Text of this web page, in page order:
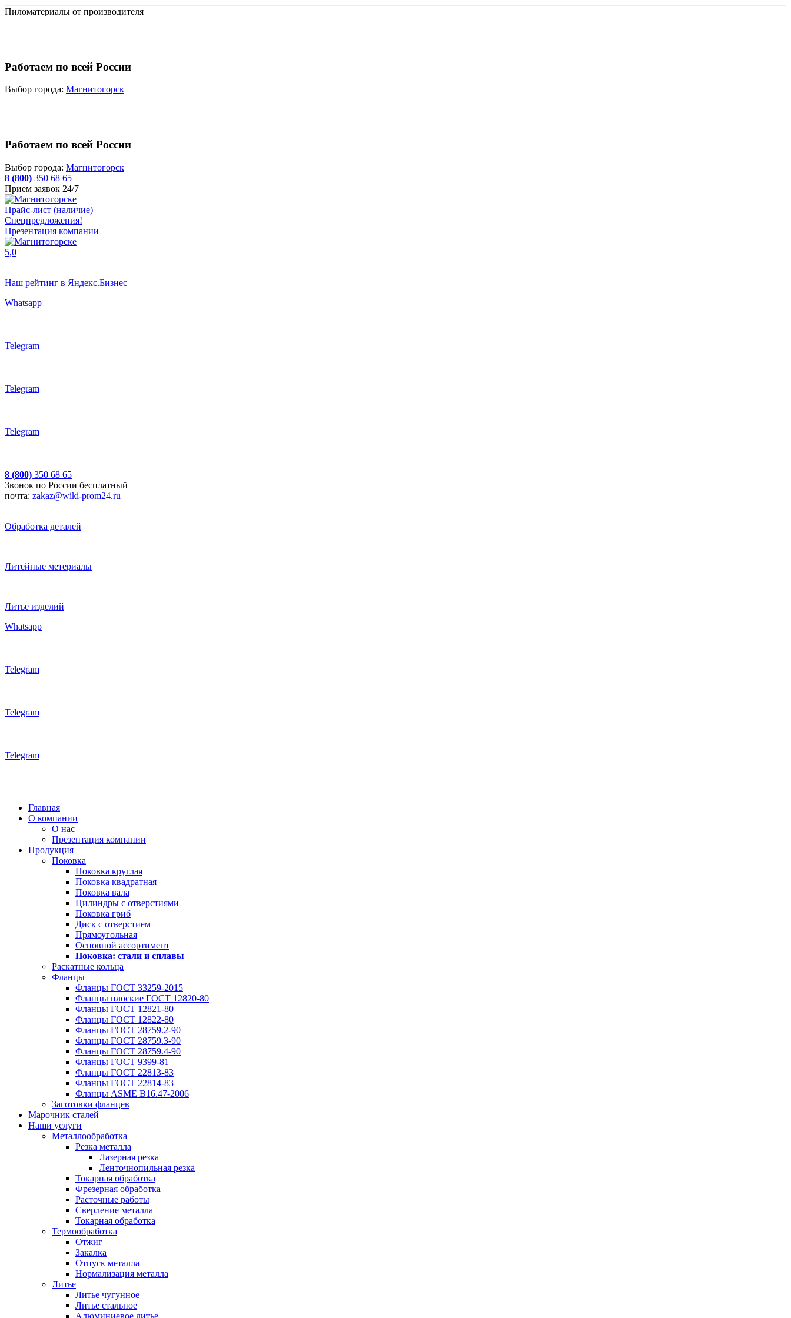
Пиломатериалы от производителя
Работаем по всей России
Выбор города: Магнитогорск
Работаем по всей России
Выбор города: Магнитогорск
8 (800) 350 68 65
Прием заявок 24/7
Прайс-лист (наличие)
Спецпредложения!
Презентация компании
5,0
Наш рейтинг в Яндекс.Бизнес
Whatsapp
Telegram
Telegram
Telegram
8 (800) 350 68 65
Звонок по России бесплатный
почта: zakaz@wiki-prom24.ru
Обработка деталей
Литейные метериалы
Литье изделий
Whatsapp
Telegram
Telegram
Telegram
Главная
О компании
О нас
Презентация компании
Продукция
Поковка
Поковка круглая
Поковка квадратная
Поковка вала
Цилиндры с отверстиями
Поковка гриб
Диск с отверстием
Прямоугольная
Основной ассортимент
Поковка: cтали и сплавы
Раскатные кольца
Фланцы
Фланцы ГОСТ 33259-2015
Фланцы плоские ГОСТ 12820-80
Фланцы ГОСТ 12821-80
Фланцы ГОСТ 12822-80
Фланцы ГОСТ 28759.2-90
Фланцы ГОСТ 28759.3-90
Фланцы ГОСТ 28759.4-90
Фланцы ГОСТ 9399-81
Фланцы ГОСТ 22813-83
Фланцы ГОСТ 22814-83
Фланцы ASME B16.47-2006
Заготовки фланцев
Марочник сталей
Наши услуги
Металлообработка
Резка металла
Лазерная резка
Ленточнопильная резка
Токарная обработка
Фрезерная обработка
Расточные работы
Сверление металла
Токарная обработка
Термообработка
Отжиг
Закалка
Отпуск металла
Нормализация металла
Литье
Литье чугунное
Литье стальное
Алюминиевое литье